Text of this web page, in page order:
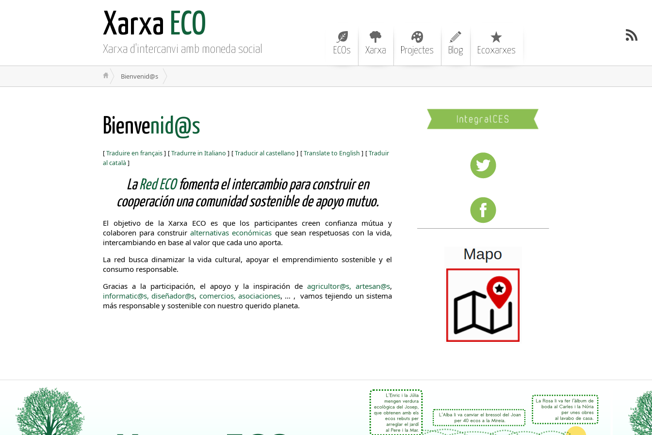
Xarxa ECO
Xarxa d'intercanvi amb moneda social ECOs Xarxa Projectes Blog Ecoxarxes
Bienvenid@s
Bienvenid@s
[Traduire en français] [Tradurre in Italiano ] [Traducir al castellano ] [Translate to English ] [Traduir
al català ]
LaRed ECOfomenta el intercambio para construir en
cooperación una comunidad sostenible de apoyo mutuo.
El objetivo de la Xarxa ECO es que los participantes creen confianza mútua y
colaboren para construiralternativas económicas que sean respetuosas con la vida,
intercambiando en base al valor que cada uno aporta.
La red busca dinamizar la vida cultural, apoyar el emprendimiento sostenible y el
consumo responsable.
Gracias a la participación, el apoyo y la inspiración deagricultor@s, artesan@s,
informatic@s, diseñador@s, comercios, asociaciones, … , vamos tejiendo un sistema
más responsable y sostenible con nuestro querido planeta.